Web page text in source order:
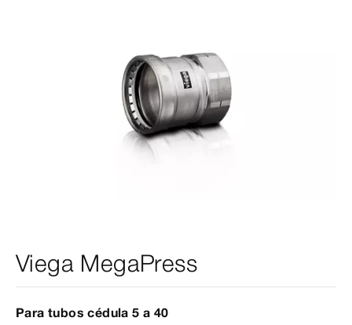
Viega MegaPress
Para tubos cédula 5 a 40